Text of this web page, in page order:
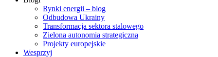
Rynki energii – blog
Odbudowa Ukrainy
Transformacja sektora stalowego
Zielona autonomia strategiczna
Projekty europejskie
Wesprzyj